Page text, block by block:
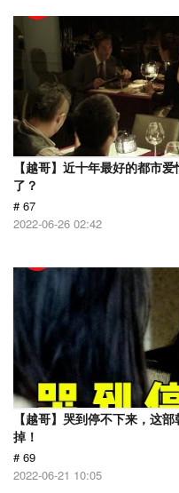
【越哥】近十年最好的都市
了？
# 67
2022-06-26 02:42
【越哥】哭到停不下来，这
掉！
# 69
2022-06-21 10:05